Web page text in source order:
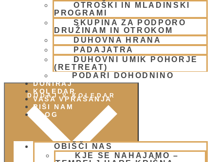
OTROŠKI IN MLADINSKI
PROGRAMI
SKUPINA ZA PODPORO
DRUŽINAM IN OTROKOM
DUHOVNA HRANA
PADAJATRA
DUHOVNI UMIK POHORJE
(RETREAT)
PODARI DOHODNINO
DONIRAJ
KOLEDAR
VAŠA VPRAŠANJA
PIŠI NAM
BLOG
OBIŠČI NAS
KJE SE NAHAJAMO –